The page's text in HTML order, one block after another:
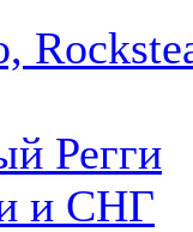
Регги
и СНГ